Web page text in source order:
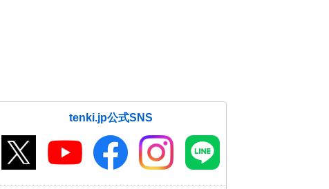
tenki.jp公式SNS